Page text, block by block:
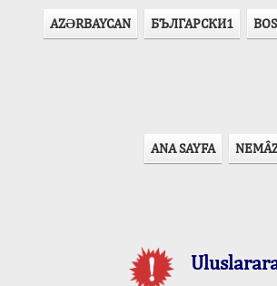
AZӘRBAYCAN БЪЛГАРСКИ1
ANA SAYFA